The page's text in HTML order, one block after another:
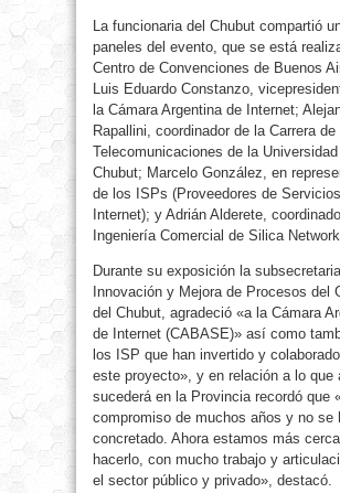
La funcionaria del Chubut compartió
paneles del evento, que se está
Centro de Convenciones de Buenos
Luis Eduardo Constanzo,
la Cámara Argentina de Internet;
Rapallini, coordinador de la Carrera
Telecomunicaciones de la Universidad
Chubut; Marcelo González, en
de los ISPs (Proveedores de
Internet); y Adrián Alderete,
Ingeniería Comercial de Silica
Durante su exposición la
Innovación y Mejora de Procesos del
del Chubut, agradeció «a la Cámara
de Internet (CABASE)» así como
los ISP que han invertido y
este proyecto», y en relación a lo que
sucederá en la Provincia recordó que
compromiso de muchos años y no se
concretado. Ahora estamos más
hacerlo, con mucho trabajo y
el sector público y privado», destacó.